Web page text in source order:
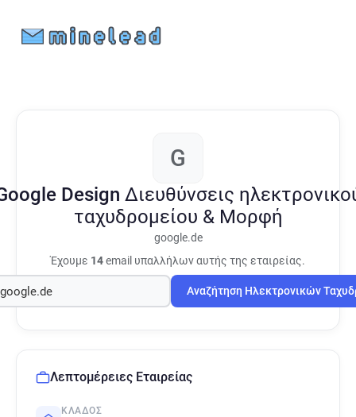
G
Design Διευθύνσεις
ταχυδρομείου & Μορφή
google.de
Έχουμε 14email υπαλλήλων αυτής της εταιρείας.
Αναζήτηση Ηλεκτρονικών
Λεπτομέρειες Εταιρείας
ΚΛΆΔΟΣ